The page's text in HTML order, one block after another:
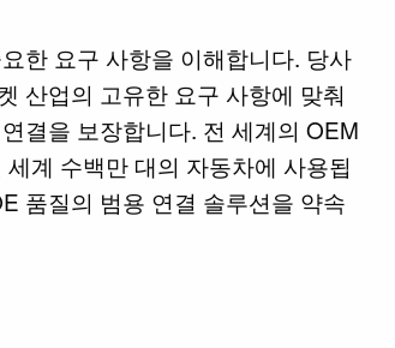
한 요구 사항을 이해합니다. 당사
산업의 고유한 요구 사항에 맞춰
결을 보장합니다. 전 세계의 OEM
계 수백만 대의 자동차에 사용됩
품질의 범용 연결 솔루션을 약속